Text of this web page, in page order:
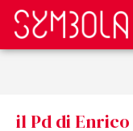
il Pd di